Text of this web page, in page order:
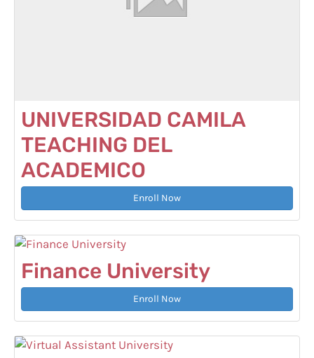
UNIVERSIDAD CAMILA
TEACHING DEL
ACADEMICO
Enroll Now
Finance University
Enroll Now